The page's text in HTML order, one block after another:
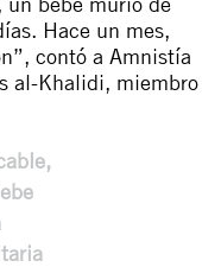
Hace un mes,
contó a Amnistía
al-Khalidi, miembro